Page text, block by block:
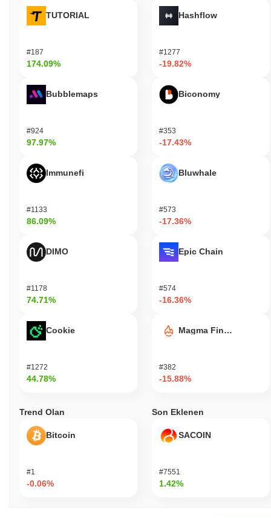
TUTORIAL
#187
174.09%
Bubblemaps
#924
97.97%
Immunefi
#1133
86.09%
DIMO
#1178
74.71%
Cookie
#1272
44.78%
Hashflow
#1277
-19.82%
Biconomy
#353
-17.43%
Bluwhale
#573
-17.36%
Epic Chain
#574
-16.36%
Magma Finance
#382
-15.88%
Trend Olan
Bitcoin
#1
-0.06%
Son Eklenen
SACOIN
#7551
1.42%